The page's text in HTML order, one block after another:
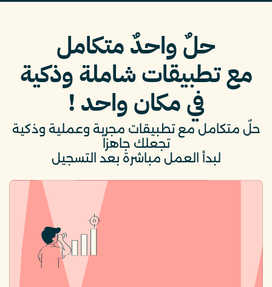
حلٌ واحدٌ متكامل
مع تطبيقات شاملة وذكية
في مكان واحد !
حلٌ متكامل مع تطبيقات مجربة وعملية وذكية
تجعلك جاهزاً
لبدأ العمل مباشرة بعد التسجيل